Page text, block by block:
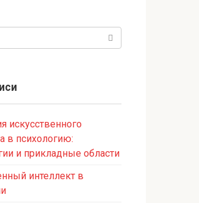
искусственного
в психологию:
и прикладные области
интеллект в